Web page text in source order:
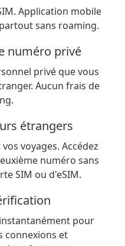
Application mobile
sans roaming.
numéro privé
privé que vous
Aucun frais de
étrangers
voyages. Accédez
numéro sans
SIM ou d'eSIM.
instantanément pour
connexions et